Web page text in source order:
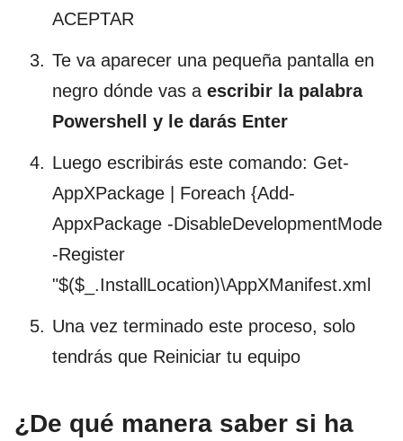
ACEPTAR
Te va aparecer una pequeña pantalla en
negro dónde vas a escribir la palabra
Powershell y le darás Enter
Luego escribirás este comando: Get-
AppXPackage | Foreach {Add-
AppxPackage -DisableDevelopmentMode
-Register
"$($_.InstallLocation)\AppXManifest.xml
Una vez terminado este proceso, solo
tendrás que Reiniciar tu equipo
¿De qué manera saber si ha